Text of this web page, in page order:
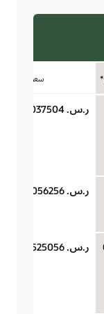
سعر الوحدة
ر.س.‏ 0.037504
ر.س.‏ 0.0056256
ر.س.‏ 0.0525056